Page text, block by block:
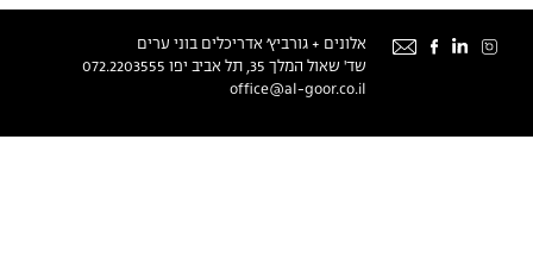
צור קשר
אלונים + גורביץ׳ אדריכלים בוני ערים
שד' שאול המלך 35, תל אביב יפו
072.2203555
office@al-goor.co.il